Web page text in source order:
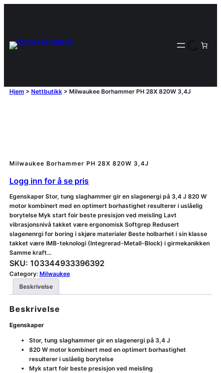
Hjem > Nettbutikk> Milwaukee Borhammer PH 28X 820W 3,4J
Milwaukee Borhammer PH 28X 820W 3,4J
Logg inn for å se pris
Egenskaper Stor, tung slaghammer gir en slagenergi på 3,4 J 820 W
motor kombinert med en optimert borhastighet resulterer i uslåelig
borytelse Myk start foir beste presisjon ved meisling Lavt
vibrasjonsnivå takket være ergonomisk Softgrep Redusert
slagenenrgi for boring i skjøre materialer Beste holbarhet i sin klasse
takket være IMB-teknologi (Integrerad-Metall-Block) i girmekanikken
Samme kraft…
SKU: 103344933396392
Category: Milwaukee
Beskrivelse
Beskrivelse
Egenskaper
Stor, tung slaghammer gir en slagenergi på 3,4 J
820 W motor kombinert med en optimert borhastighet
resulterer i uslåelig borytelse
Myk start foir beste presisjon ved meisling